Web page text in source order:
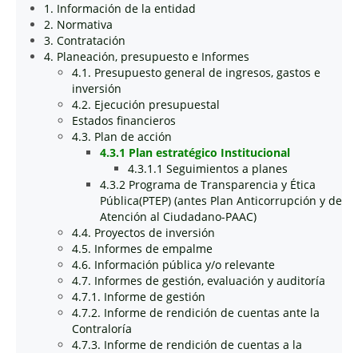
1. Información de la entidad
2. Normativa
3. Contratación
4. Planeación, presupuesto e Informes
4.1. Presupuesto general de ingresos, gastos e
inversión
4.2. Ejecución presupuestal
Estados financieros
4.3. Plan de acción
4.3.1 Plan estratégico Institucional
4.3.1.1 Seguimientos a planes
4.3.2 Programa de Transparencia y Ética
Pública(PTEP) (antes Plan Anticorrupción y de
Atención al Ciudadano-PAAC)
4.4. Proyectos de inversión
4.5. Informes de empalme
4.6. Información pública y/o relevante
4.7. Informes de gestión, evaluación y auditoría
4.7.1. Informe de gestión
4.7.2. Informe de rendición de cuentas ante la
Contraloría
4.7.3. Informe de rendición de cuentas a la